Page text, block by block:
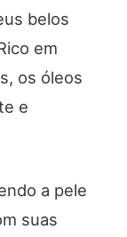
belos
em
os óleos
e
a pele
suas